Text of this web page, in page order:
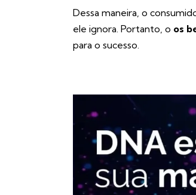
Dessa maneira, o
ele ignora. Portanto, o os
para o sucesso.